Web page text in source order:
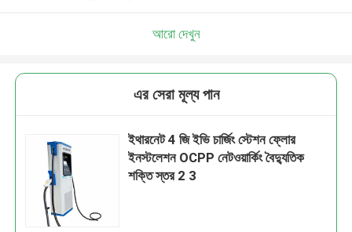
আরো দেখুন
এর সেরা মূল্য পান
ইথারনেট 4 জি ইভি চার্জিং স্টেশন ফ্লোর
ইনস্টলেশন OCPP নেটওয়ার্কিং বৈদ্যুতিক
শক্তি স্তর 2 3